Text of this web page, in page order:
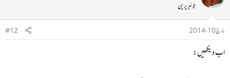
لائبریرین
مارچ 10، 2014
#12
اب دیکھیں: